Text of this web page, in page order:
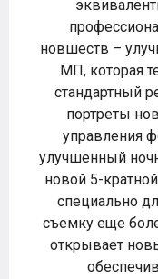
новшеств –
МП, которая
стандартный
портреты
управления
улучшенный
новой 5-
специально
съемку еще
открывает